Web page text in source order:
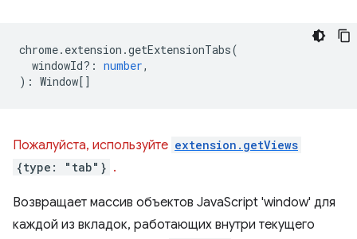
chrome. extension .getExtensionTabs(
windowId? : number,
) : Window[]
Пожалуйста, используйте extension.getViews
{type: "tab"} .
Возвращает массив объектов JavaScript 'window' для
каждой из вкладок, работающих внутри текущего